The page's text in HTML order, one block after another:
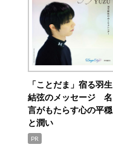
「ことだま」宿る羽生
結弦のメッセージ 名
言がもたらす心の平穏
と潤い
PR